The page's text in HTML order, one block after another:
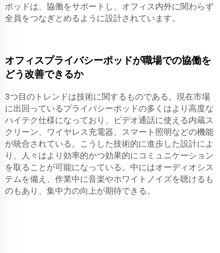
ポッドは、協働をサポートし、オフィス内外に関わらず
全員をつなぎとめるように設計されています。
オフィスプライバシーポッドが職場での協働を
どう改善できるか
3つ目のトレンドは技術に関するものである。現在市場
に出回っているプライバシーポッドの多くはより高度な
ハイテク仕様になっており、ビデオ通話に使える内蔵ス
クリーン、ワイヤレス充電器、スマート照明などの機能
が統合されている。こうした技術的に進歩した設計によ
り、人々はより効率的かつ効果的にコミュニケーション
を取ることが可能になっている。中にはオーディオシス
テムを備え、作業中に音楽やホワイトノイズを聴けるも
のもあり、集中力の向上が期待できる。